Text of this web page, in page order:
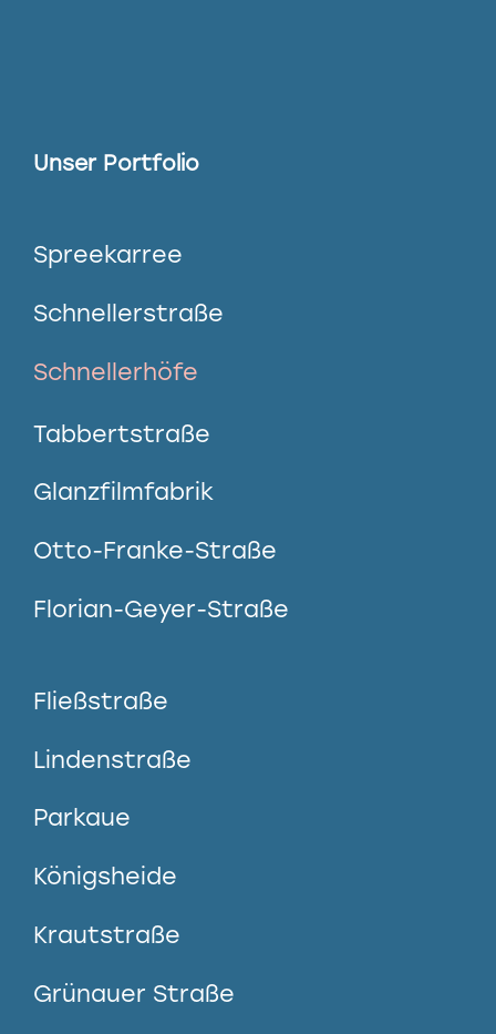
Unser Portfolio
Spreekarree
Schnellerstraße
Schnellerhöfe
Tabbertstraße
Glanzfilmfabrik
Otto-Franke-Straße
Florian-Geyer-Straße
Fließstraße
Lindenstraße
Parkaue
Königsheide
Krautstraße
Grünauer Straße